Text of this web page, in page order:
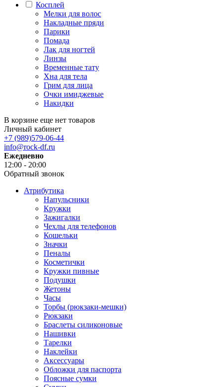
Косплей
Мелки для волос
Накладные пряди
Парики
Помада
Лак для ногтей
Линзы
Временные тату
Хна для тела
Грим для лица
Очки имиджевые
Накидки
В корзине еще нет товаров
Личный кабинет
+7 (989)579-06-44
info@rock-df.ru
Ежедневно
12:00 - 20:00
Обратный звонок
Атрибутика
Напульсники
Кружки
Зажигалки
Чехлы для телефонов
Кошельки
Значки
Пеналы
Косметички
Кружки пивные
Подушки
Жетоны
Часы
Торбы (рюкзаки-мешки)
Рюкзаки
Браслеты силиконовые
Нашивки
Тарелки
Наклейки
Аксессуары
Обложки для паспорта
Поясные сумки